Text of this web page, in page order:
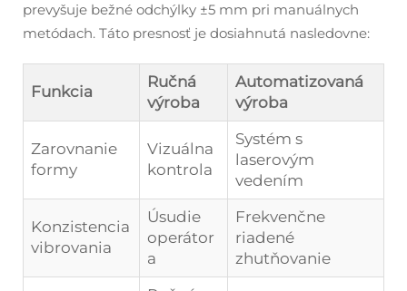
prevyšuje bežné odchýlky ±5 mm pri manuálnych
metódach. Táto presnosť je dosiahnutá nasledovne:
Funkcia
Ručná
výroba
Automatizovaná
výroba
Zarovnanie
formy
Vizuálna
kontrola
Systém s
laserovým
vedením
Konzistencia
vibrovania
Úsudie
operátor
a
Frekvenčne
riadené
zhutňovanie